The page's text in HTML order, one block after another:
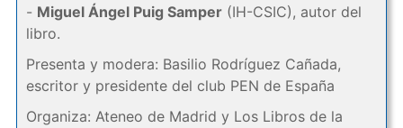
- Miguel Ángel Puig Samper(IH-CSIC), autor del
libro.
Presenta y modera: Basilio Rodríguez Cañada,
escritor y presidente del club PEN de España
Organiza: Ateneo de Madrid y Los Libros de la